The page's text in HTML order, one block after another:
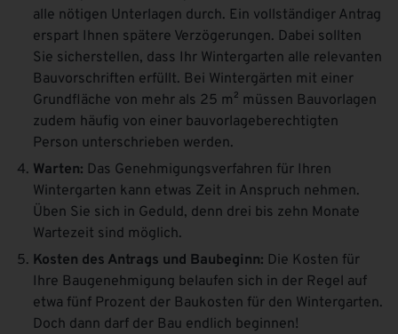
alle nötigen Unterlagen durch. Ein vollständiger Antrag
erspart Ihnen spätere Verzögerungen. Dabei sollten
Sie sicherstellen, dass Ihr Wintergarten alle relevanten
Bauvorschriften erfüllt. Bei Wintergärten mit einer
Grundfläche von mehr als 25 m² müssen Bauvorlagen
zudem häufig von einer bauvorlageberechtigten
Person unterschrieben werden.
Warten: Das Genehmigungsverfahren für Ihren
Wintergarten kann etwas Zeit in Anspruch nehmen.
Üben Sie sich in Geduld, denn drei bis zehn Monate
Wartezeit sind möglich.
Kosten des Antrags und Baubeginn: Die Kosten für
Ihre Baugenehmigung belaufen sich in der Regel auf
etwa fünf Prozent der Baukosten für den Wintergarten.
Doch dann darf der Bau endlich beginnen!